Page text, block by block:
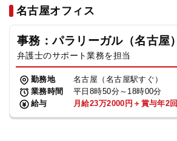
名古屋オフィス
事務：パラリーガル（名古屋）
弁護士のサポート業務を担当
勤務地
名古屋（名古屋駅すぐ）
業務時間
平日8時50分～18時00分
給与
月給23万2000円＋賞与年2回